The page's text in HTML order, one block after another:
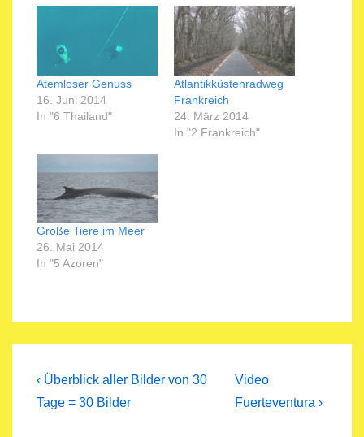
Atemloser Genuss
16. Juni 2014
In "6 Thailand"
Atlantikküstenradweg
Frankreich
24. März 2014
In "2 Frankreich"
Große Tiere im Meer
26. Mai 2014
In "5 Azoren"
Beitragsnavigation
Previous
Post
‹ Überblick aller Bilder von 30
Tage = 30 Bilder
Next
Post
Video
Fuerteventura ›